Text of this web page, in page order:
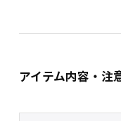
アイテム内容・注